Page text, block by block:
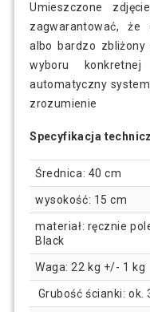
Umieszczone
zagwarantować, że
albo bardzo zbliżony
wyboru
automatyczny
zrozumienie
Specyfikacja
Średnica: 40 cm
wysokość: 15 cm
materiał: ręcznie
Black
Waga: 22 kg +/- 1 kg
Grubość ścianki: ok.